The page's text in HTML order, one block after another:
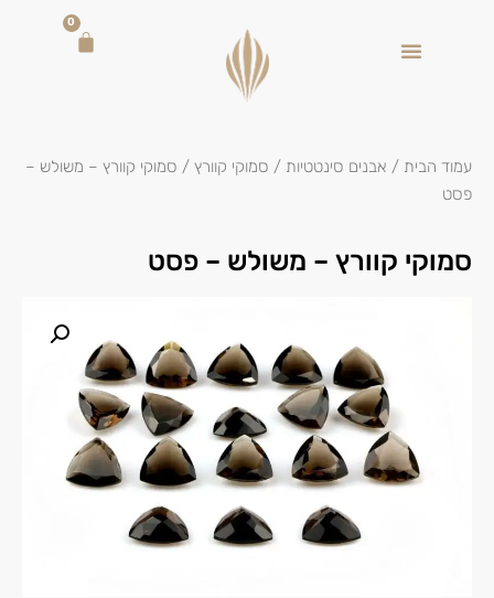
0
עמוד הבית / אבנים סינטטיות / סמוקי קוורץ / סמוקי קוורץ – משולש –
פסט
סמוקי קוורץ – משולש – פסט